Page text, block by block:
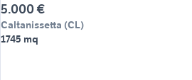
5.000 €
Caltanissetta (CL)
1745 mq